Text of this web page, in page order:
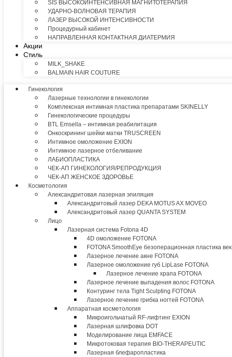
SIS ВЫСОКОИНТЕНСИВНАЯ МАГНИТОТЕРАПИЯ
УДАРНО-ВОЛНОВАЯ ТЕРАПИЯ
ЛАЗЕР ВЫСОКОЙ ИНТЕНСИВНОСТИ
Процедурный кабинет
НАПРАВЛЕННАЯ КОНТАКТНАЯ ДИАТЕРМИЯ
Акции
Стиль
MILK_SHAKE
BALMAIN HAIR COUTURE
Гинекология
Лазерные технологии в гинекологии
Комплексная интимная пластика препаратами SKINELLY
Гинекологические процедуры
BTL Emsella – интимная реабилитация
Онкоскрининг шейки матки TRUSCREEN
Интимное омоложение EXION
Интимное лазерное отбеливание
ЛАБИОПЛАСТИКА
ЧЕК-АП ГИНЕКОЛОГИЯ/РЕПРОДУКЦИЯ
ЧЕК-АП ЖЕНСКОЕ ЗДОРОВЬЕ
Косметология
Александритовая лазерная эпиляция
Александритовый лазер DEKA MOTUS AX MOVEO
Александритовый лазер QUANTA SYSTEM
Лицо
Лазерная система Fotona 4D
4D омоложение FOTONA
FOTONA SmoothEye безоперационная пластика век
Лазерное лечение акне FOTONA
Лазерное омоложение губ LipLase FOTONA
Лазерное лечение храпа FOTONA
Лазерное лечение выпадения волос FOTONA
Контуринг тела Tight Sculpting FOTONA
Лазерное лечение грибка ногтей FOTONA
Аппаратная косметология
Микроигольчатый RF-лифтинг EXION
Лазерная шлифовка DOT
Моделирование лица EMFACE
Микротоковая терапия BIO-THERAPEUTIC
Лазерная блефаропластика